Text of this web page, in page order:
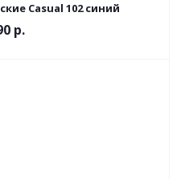
Casual 102 синий
р.